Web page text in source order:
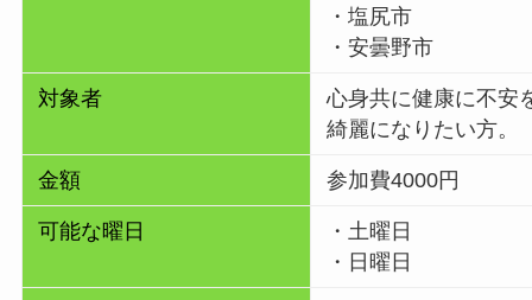
・塩尻市
・安曇野市
対象者
心身共に健康に不安
綺麗になりたい方。
金額 参加費4000円
可能な曜日
・土曜日
・日曜日